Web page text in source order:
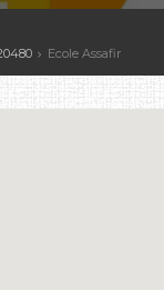
Ecole Assafir